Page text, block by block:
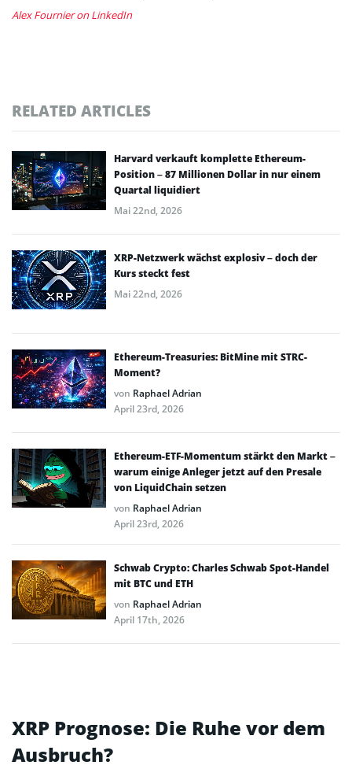
Alex Fournier on LinkedIn
RELATED ARTICLES
Harvard verkauft komplette Ethereum-
Position – 87 Millionen Dollar in nur einem
Quartal liquidiert
Mai 22nd, 2026
XRP-Netzwerk wächst explosiv – doch der
Kurs steckt fest
Mai 22nd, 2026
Ethereum-Treasuries: BitMine mit STRC-
Moment?
von Raphael Adrian
April 23rd, 2026
Ethereum-ETF-Momentum stärkt den Markt –
warum einige Anleger jetzt auf den Presale
von LiquidChain setzen
von Raphael Adrian
April 23rd, 2026
Schwab Crypto: Charles Schwab Spot-Handel
mit BTC und ETH
von Raphael Adrian
April 17th, 2026
XRP Prognose: Die Ruhe vor dem
Ausbruch?